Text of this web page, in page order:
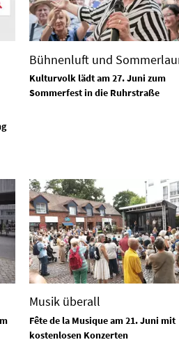
Bühnenluft und
Kulturvolk lädt am 27. Juni zum
Sommerfest in die Ruhrstraße
Musik überall
Fête de la Musique am 21. Juni mit
kostenlosen Konzerten